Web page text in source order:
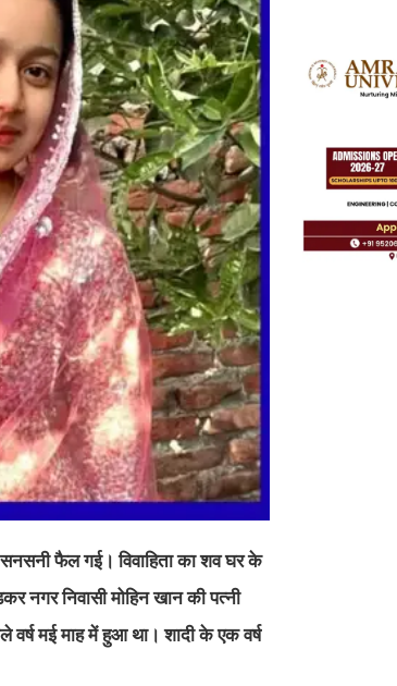
फैल गई। विवाहिता का शव घर के
निवासी मोहिन खान की पत्नी
वर्ष मई माह में हुआ था। शादी के एक वर्ष